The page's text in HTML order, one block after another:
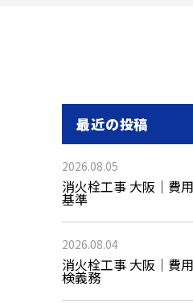
最近の投稿
2026.08.05
消火栓工事 大阪｜費
基準
2026.08.04
消火栓工事 大阪｜費
検義務